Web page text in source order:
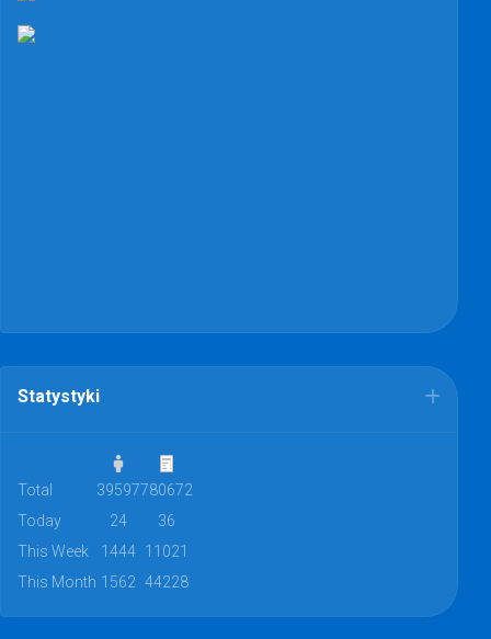
Statystyki
Total 39597780672
Today
24
36
This Week
1444 11021
This Month 1562 44228